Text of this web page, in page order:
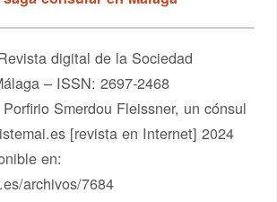
digital de la Sociedad
– ISSN: 2697-2468
Smerdou Fleissner, un cónsul
[revista en Internet] 2024
en:
archivos/7684